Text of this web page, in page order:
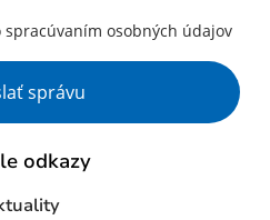
spracúvaním osobných údajov
správu
odkazy